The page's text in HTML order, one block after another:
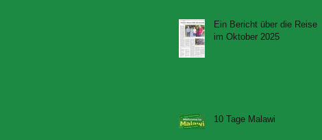
Ein Bericht über die Reise
im Oktober 2025
10 Tage Malawi